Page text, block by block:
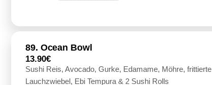
89. Ocean Bowl
13.90€
Sushi Reis, Avocado, Gurke, Edamame, Möhre, frittierte
Lauchzwiebel, Ebi Tempura & 2 Sushi Rolls